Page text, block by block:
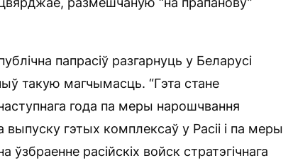
папрасіў разгарнуць у Беларусі
такую магчымасць. “Гэта стане
года па меры нарошчвання
гэтых комплексаў у Расіі і па меры
расійскіх войск стратэгічнага